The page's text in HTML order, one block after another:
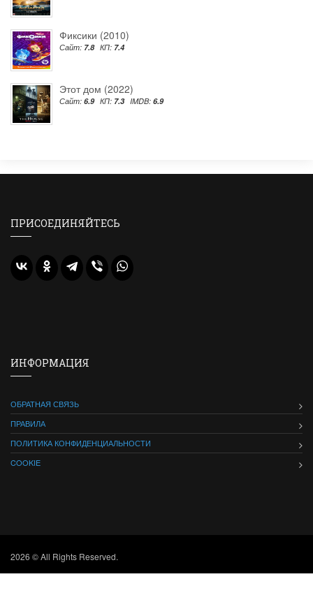
Фиксики (2010)
Сайт: 7.8 КП: 7.4
Этот дом (2022)
Сайт: 6.9 КП: 7.3 IMDB: 6.9
ПРИСОЕДИНЯЙТЕСЬ
ИНФОРМАЦИЯ
ОБРАТНАЯ СВЯЗЬ
ПРАВИЛА
ПОЛИТИКА КОНФИДЕНЦИАЛЬНОСТИ
COOKIE
2026 © All Rights Reserved.